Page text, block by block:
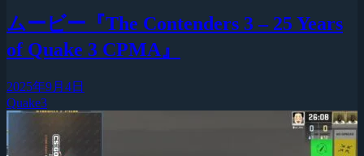
ムービー『The Contenders 3 – 25 Years
of Quake 3 CPMA』
2025年9月4日
Quake3